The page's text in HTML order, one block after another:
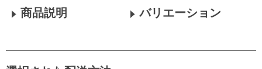
商品説明 バリエーション